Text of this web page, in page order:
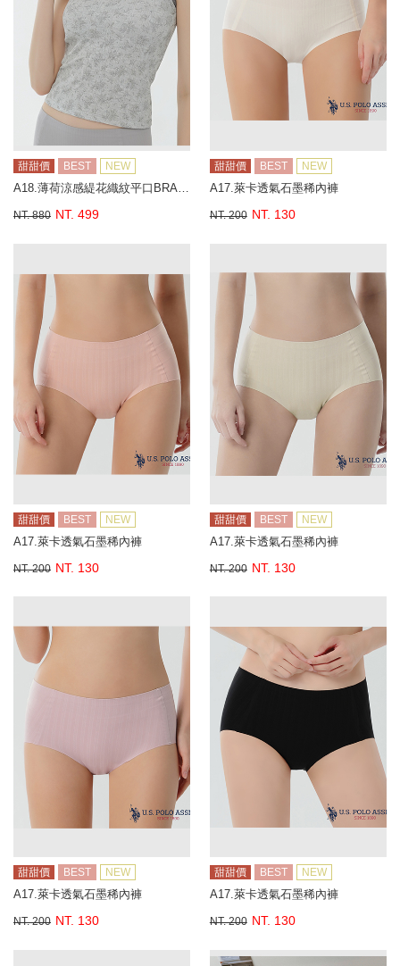
甜甜價 BEST NEW
A18.薄荷涼感緹花織紋平口BRA背心
NT. 880 NT. 499
甜甜價 BEST NEW
A17.萊卡透氣石墨稀內褲
NT. 200 NT. 130
甜甜價 BEST NEW
A17.萊卡透氣石墨稀內褲
NT. 200 NT. 130
甜甜價 BEST NEW
A17.萊卡透氣石墨稀內褲
NT. 200 NT. 130
甜甜價 BEST NEW
A17.萊卡透氣石墨稀內褲
NT. 200 NT. 130
甜甜價 BEST NEW
A17.萊卡透氣石墨稀內褲
NT. 200 NT. 130